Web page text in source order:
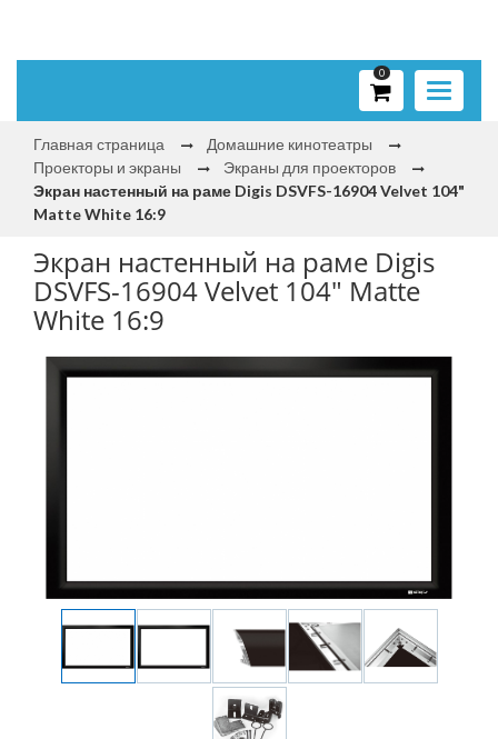
Toggle
0
Главная страница
Домашние кинотеатры
Проекторы и экраны
Экраны для проекторов
Экран настенный на раме Digis DSVFS-16904 Velvet 104"
Matte White 16:9
Экран настенный на раме Digis
DSVFS-16904 Velvet 104" Matte
White 16:9